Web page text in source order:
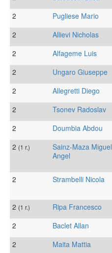
2
Pugliese Mario
2
Allievi Nicholas
2
Alfageme Luis
2
Ungaro Giuseppe
2
Allegretti Diego
2
Tsonev Radoslav
2
Doumbia Abdou
2 (1 r.)
Sainz-Maza Miguel
Angel
2
Strambelli Nicola
2 (1 r.) Ripa Francesco
2
Baclet Allan
2
Maita Mattia